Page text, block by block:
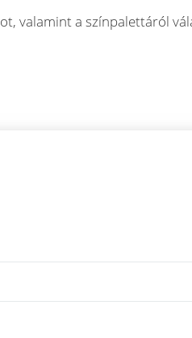
valamint a színpalettáról